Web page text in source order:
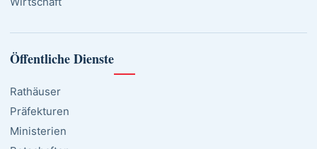
Öffentliche Dienste
Rathäuser
Präfekturen
Ministerien